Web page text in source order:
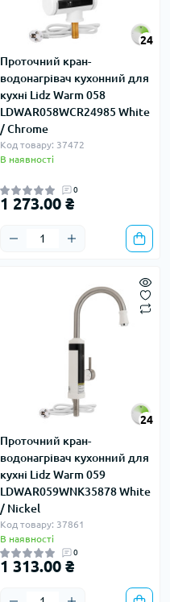
24
Проточний кран-
водонагрівач кухонний для
кухні Lidz Warm 058
LDWAR058WCR24985 White
/ Chrome
Код товару: 37472
В наявності
0
1 273.00 ₴
24
Проточний кран-
водонагрівач кухонний для
кухні Lidz Warm 059
LDWAR059WNK35878 White
/ Nickel
Код товару: 37861
В наявності
0
1 313.00 ₴